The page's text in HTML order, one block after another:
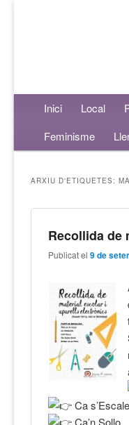
Menú principalAneu al contingut
Aneu al
Inici Local
Feminisme
ARXIU D'ETIQUETES:
Recollida de
Publicat el9 de
Ca
Ca’n Sollo